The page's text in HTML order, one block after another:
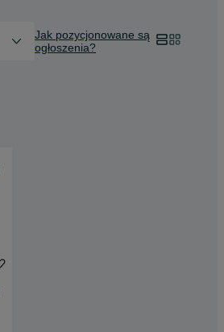
Jak pozycjonowane są
ogłoszenia?